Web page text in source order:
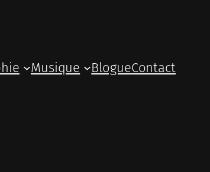
Musique BlogueContact